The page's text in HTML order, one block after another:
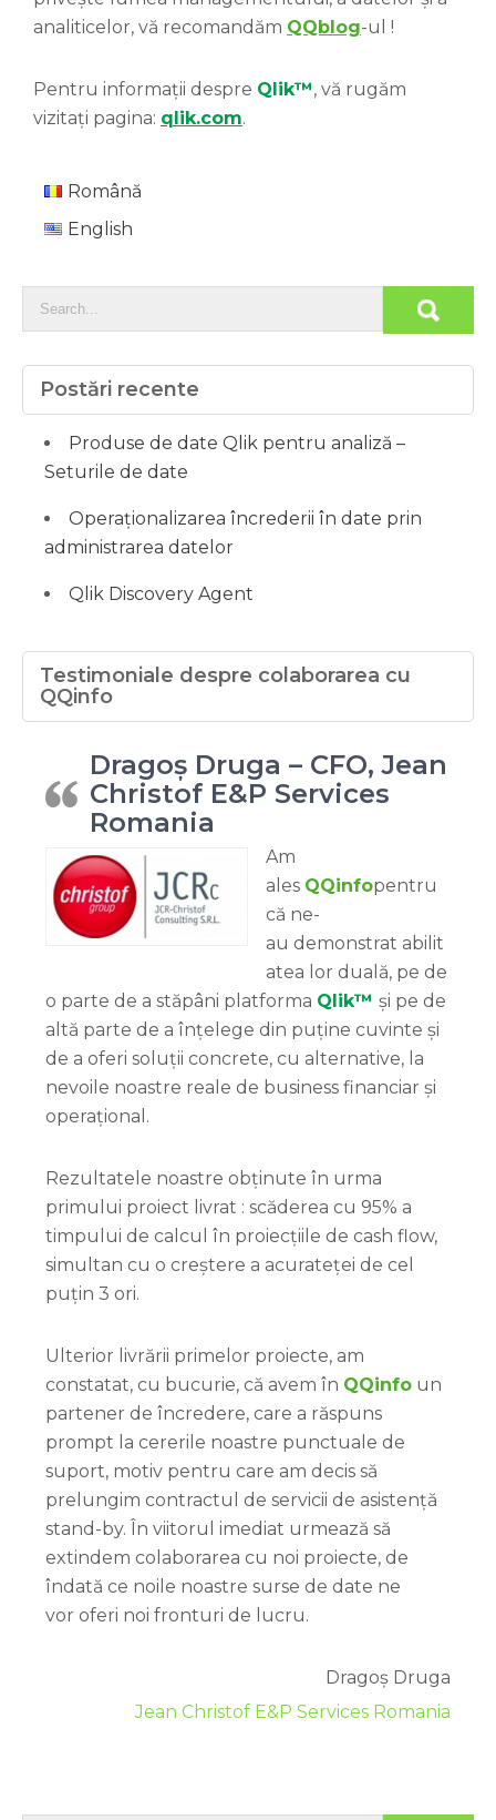
analiticelor, vă recomandăm QQblog-ul !
Pentru informații despre Qlik™, vă rugăm
vizitați pagina: qlik.com.
Română
English
Postări recente
Produse de date Qlik pentru analiză –
Seturile de date
Operaționalizarea încrederii în date prin
administrarea datelor
Qlik Discovery Agent
Testimoniale despre colaborarea cu
QQinfo
Dragoș Druga – CFO, Jean
Christof E&P Services
Romania
Am
ales QQinfopentru
că ne-
au demonstrat abilit
atea lor duală, pe de
o parte de a stăpâni platforma Qlik™ și pe de
altă parte de a înțelege din puține cuvinte și
de a oferi soluții concrete, cu alternative, la
nevoile noastre reale de business financiar și
operațional.
Rezultatele noastre obținute în urma
primului proiect livrat : scăderea cu 95% a
timpului de calcul în proiecțiile de cash flow,
simultan cu o creștere a acurateței de cel
puțin 3 ori.
Ulterior livrării primelor proiecte, am
constatat, cu bucurie, că avem în QQinfo un
partener de încredere, care a răspuns
prompt la cererile noastre punctuale de
suport, motiv pentru care am decis să
prelungim contractul de servicii de asistență
stand-by. În viitorul imediat urmează să
extindem colaborarea cu noi proiecte, de
îndată ce noile noastre surse de date ne
vor oferi noi fronturi de lucru.
Dragoș Druga
Jean Christof E&P Services Romania